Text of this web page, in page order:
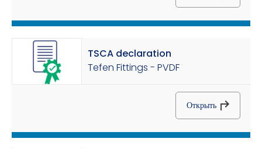
TSCA declaration
Tefen Fittings - PVDF
Открыть